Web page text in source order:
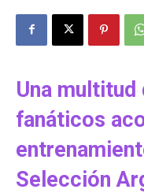
Una
fanáticos
Selección